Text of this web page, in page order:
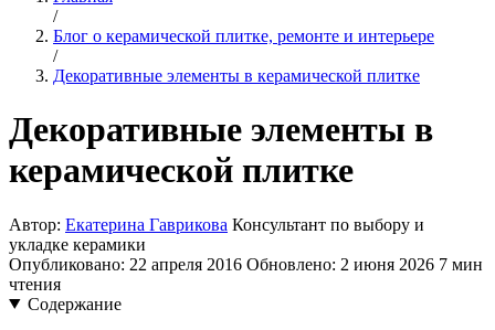
/
Блог о керамической плитке, ремонте и интерьере
/
Декоративные элементы в керамической плитке
Декоративные элементы в
керамической плитке
Автор: Екатерина Гаврикова Консультант по выбору и
укладке керамики
Опубликовано: 22 апреля 2016 Обновлено: 2 июня 2026 7 мин
чтения
Содержание